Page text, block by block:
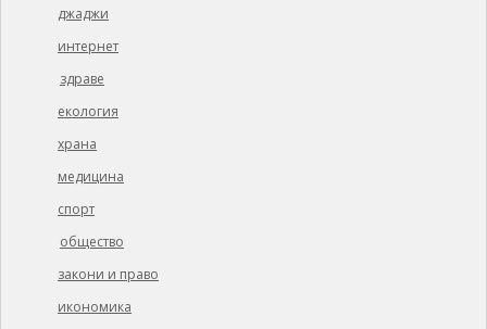
джаджи
интернет
здраве
екология
храна
медицина
спорт
общество
закони и право
икономика